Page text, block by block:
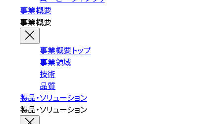
事業概要
事業概要
事業概要トップ
事業領域
技術
品質
製品・ソリューション
製品・ソリューション